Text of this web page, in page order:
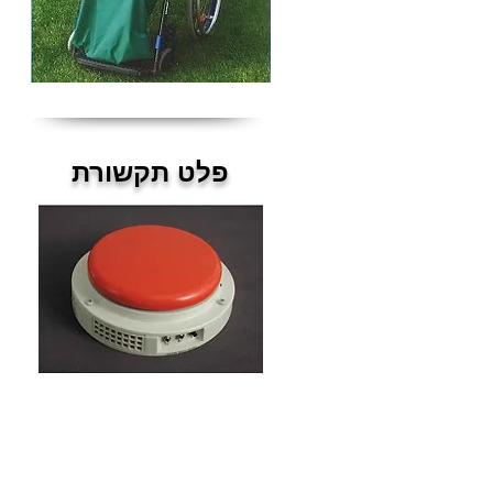
פלט תקשורת